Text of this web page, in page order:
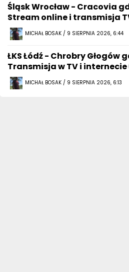
Śląsk Wrocław - Cracovia
Stream online i transmisja
MICHAŁ BOSAK / 9 SIERPNIA 2026, 6:44
ŁKS Łódź - Chrobry Głogów
Transmisja w TV i
MICHAŁ BOSAK / 9 SIERPNIA 2026, 6:13